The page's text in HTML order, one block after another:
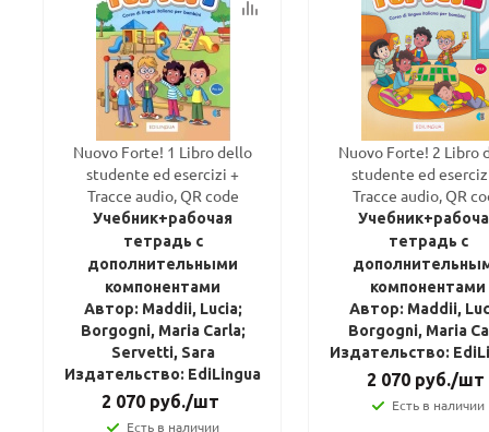
Nuovo Forte! 1 Libro dello
studente ed esercizi +
Tracce audio, QR code
Учебник+рабочая
тетрадь с
дополнительными
компонентами
Автор: Maddii, Lucia;
Borgogni, Maria Carla;
Servetti, Sara
Издательство: EdiLingua
2 070 руб./шт
Есть в наличии
Nuovo Forte! 2 Libro
studente ed
Tracce audio, QR
тетрадь с
компонентами
Автор: Maddii,
Borgogni, Maria
Издательство:
2 070 руб./шт
Есть в наличии